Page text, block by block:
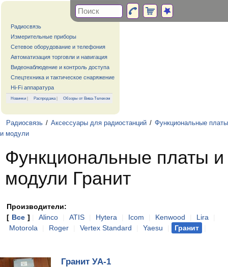
Радиосвязь
Измерительные приборы
Сетевое оборудование и телефония
Автоматизация торговли и навигация
Видеонаблюдение и контроль доступа
Спецтехника и тактическое снаряжение
Hi-Fi аппаратура
Новинки | Распродажа| Обзоры от Вива-Телеком
Радиосвязь / Аксессуары для радиостанций / Функциональные платы
и модули
Функциональные платы и
модули Гранит
Производители:
[ Все ] Alinco ATIS Hytera Icom Kenwood Lira
Motorola
Roger Vertex Standard Yaesu Гранит
Гранит УА-1